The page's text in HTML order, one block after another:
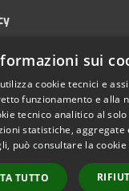
sui
cookie tecnici e
funzionamento e alla
tecnico analitico al
statistiche, aggregate
può consultare la
TUTTO